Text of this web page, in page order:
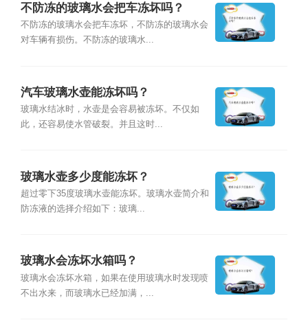
不防冻的玻璃水会把车冻坏吗？
不防冻的玻璃水会把车冻坏，不防冻的玻璃水会
对车辆有损伤。不防冻的玻璃水...
汽车玻璃水壶能冻坏吗？
玻璃水结冰时，水壶是会容易被冻坏。不仅如
此，还容易使水管破裂。并且这时...
玻璃水壶多少度能冻坏？
超过零下35度玻璃水壶能冻坏。玻璃水壶简介和
防冻液的选择介绍如下：玻璃...
玻璃水会冻坏水箱吗？
玻璃水会冻坏水箱，如果在使用玻璃水时发现喷
不出水来，而玻璃水已经加满，...